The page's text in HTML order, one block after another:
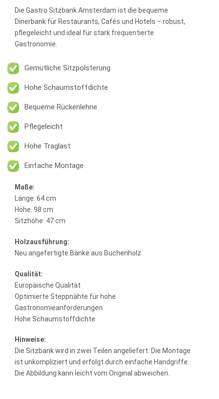
Die Gastro Sitzbank Amsterdam ist die bequeme
Dinerbank für Restaurants, Cafés und Hotels – robust,
pflegeleicht und ideal für stark frequentierte
Gastronomie.
Gemütliche Sitzpolsterung
Hohe Schaumstoffdichte
Bequeme Rückenlehne
Pflegeleicht
Hohe Traglast
Einfache Montage
Maße:
Länge: 64 cm
Höhe: 98 cm
Sitzhöhe: 47 cm
Holzausführung:
Neu angefertigte Bänke aus Buchenholz
Qualität:
Europäische Qualität
Optimierte Steppnähte für hohe
Gastronomieanforderungen
Hohe Schaumstoffdichte
Hinweise:
Die Sitzbank wird in zwei Teilen angeliefert. Die Montage
ist unkompliziert und erfolgt durch einfache Handgriffe.
Die Abbildung kann leicht vom Original abweichen.